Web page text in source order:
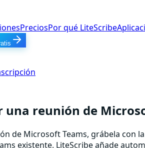
PreciosPor qué LiteScribe
reunión de
de Microsoft Teams, grábela con
existente. LiteScribe añade